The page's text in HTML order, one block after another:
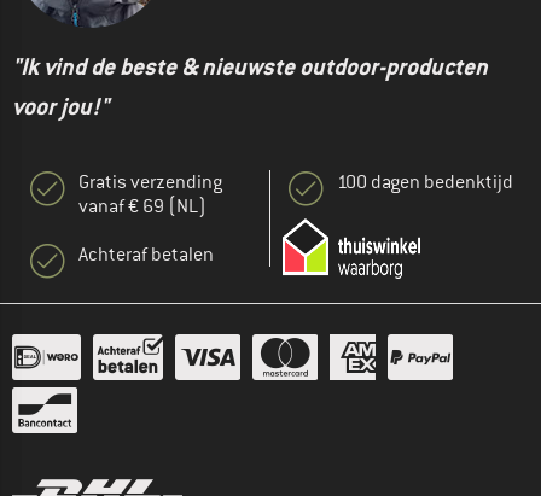
"Ik vind de beste & nieuwste outdoor-producten
voor jou!"
Gratis verzending
vanaf € 69 (NL)
Achteraf betalen
100 dagen bedenktijd